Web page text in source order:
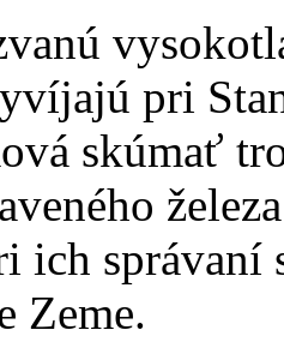
pri
skúmať
ich správaní
Zeme.